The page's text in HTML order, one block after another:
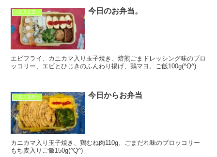
☆忘月忘日☆ 今日のお弁当。
エビフライ、カニカマ入り玉子焼き、焙煎ごまドレッシング味のブロ
ッコリー、エビとひじきのふんわり揚げ、鶏マヨ。ご飯100g(^Q^)
☆忘月忘日☆ 今日からお弁当
カニカマ入り玉子焼き、鶏むね肉110g、ごまだれ味のブロッコリー
もち麦入りご飯150g(^Q^)